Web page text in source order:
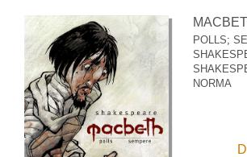
POLLS;
NORMA